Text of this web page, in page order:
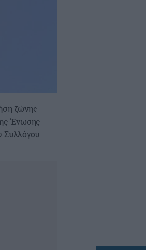
ζώνης
Ένωσης
Συλλόγου